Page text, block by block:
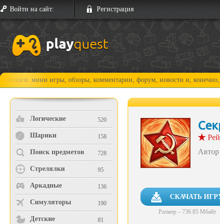
Войти на сайт: Регистрация
обзоры, комментарии, форум, новости и, конечно, прохождения!
Логические 520
Шарики 158
Поиск предметов 728
Стрелялки 95
Аркадные 136
Симуляторы 190
Детские 81
СКАЧАТЬ
Размер – 736.85 Мбайт